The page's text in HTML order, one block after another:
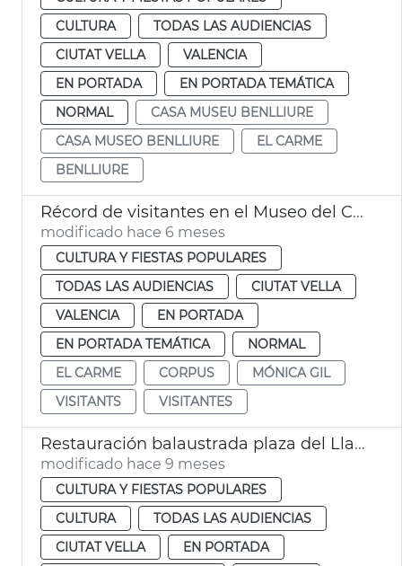
CULTURA
TODAS LAS AUDIENCIAS
CIUTAT VELLA
VALENCIA
EN PORTADA
EN PORTADA TEMÁTICA
NORMAL
CASA MUSEU BENLLIURE
CASA MUSEO BENLLIURE
EL CARME
BENLLIURE
Récord de visitantes en el Museo del Corpus València
modificado hace 6 meses
CULTURA Y FIESTAS POPULARES
TODAS LAS AUDIENCIAS
CIUTAT VELLA
VALENCIA
EN PORTADA
EN PORTADA TEMÁTICA
NORMAL
EL CARME
CORPUS
MÓNICA GIL
VISITANTS
VISITANTES
Restauración balaustrada plaza del Llamamiento puente de los Serranos València
modificado hace 9 meses
CULTURA Y FIESTAS POPULARES
CULTURA
TODAS LAS AUDIENCIAS
CIUTAT VELLA
EN PORTADA